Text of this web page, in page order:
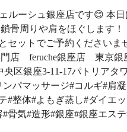
ルーシュ銀座店です😊 本
骨周りや肩をほぐします
セットでご予約くださいま
店 feruche銀座店 東京銀
央区銀座3-11-17パトリア
ンパマッサージ#コルギ#肩
#整体#よもぎ蒸し#ダイエ
骨気#造形#銀座#銀座エステ